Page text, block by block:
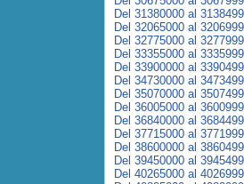
Del 31380000 al
Del 32065000 al
Del 32775000 al
Del 33355000 al
Del 33900000 al
Del 34730000 al
Del 35070000 al
Del 36005000 al
Del 36840000 al
Del 37715000 al
Del 38600000 al
Del 39450000 al
Del 40265000 al